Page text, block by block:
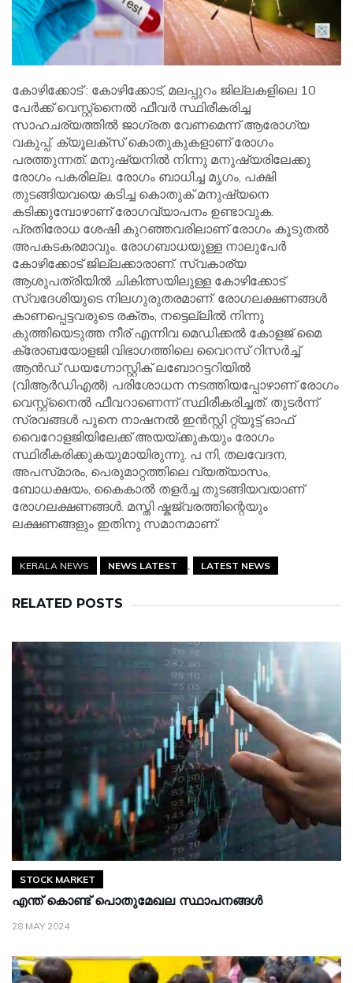
കോഴിക്കോട് : കോഴിക്കോട്, മലപ്പുറം ജില്ലകളിലെ 10
പേർക്ക് വെസ്റ്റ്നൈൽ ഫീവർ സ്ഥിരീകരിച്ച
സാഹചര്യത്തിൽ ജാഗ്രത വേണമെന്ന് ആരോഗ്യ
വകുപ്പ്. ക്യൂലക്‌സ് കൊതുകുകളാണ് രോഗം
പരത്തുന്നത്. മനുഷ്യനിൽ നിന്നു മനുഷ്യരിലേക്കു
രോഗം പകരില്ല. രോഗം ബാധിച്ച മൃഗം, പക്ഷി
തുടങ്ങിയവയെ കടിച്ച കൊതുക് മനുഷ്യനെ
കടിക്കുമ്പോഴാണ് രോഗവ്യാപനം ഉണ്ടാവുക.
പ്രതിരോധ ശേഷി കുറഞ്ഞവരിലാണ് രോഗം കൂടുതൽ
അപകടകരമാവും. രോഗബാധയുള്ള നാലുപേർ
കോഴിക്കോട് ജില്ലക്കാരാണ്. സ്വകാര്യ
ആശുപത്രിയിൽ ചികിത്സയിലുള്ള കോഴിക്കോട്
സ്വദേശിയുടെ നിലഗുരുതരമാണ്. രോഗലക്ഷണങ്ങൾ
കാണപ്പെട്ടവരുടെ രക്തം, നട്ടെല്ലിൽ നിന്നു
കുത്തിയെടുത്ത നീര് എന്നിവ മെഡിക്കൽ കോളജ് മൈ
ക്രോബയോളജി വിഭാഗത്തിലെ വൈറസ് റിസർച്ച്
ആൻഡ് ഡയഗ്നോസ്റ്റിക് ലബോറട്ടറിയിൽ
(വിആർഡിഎൽ) പരിശോധന നടത്തിയപ്പോഴാണ് രോഗം
വെസ്റ്റ്നൈൽ ഫീവറാണെന്ന് സ്ഥിരീകരിച്ചത്. തുടർന്ന്
സ്രവങ്ങൾ പുനെ നാഷനൽ ഇൻസ്റ്റി റ്റ്യൂട്ട് ഓഫ്
വൈറോളജിയിലേക്ക് അയയ്ക്കുകയും രോഗം
സ്ഥിരീകരിക്കുകയുമായിരുന്നു. പ നി, തലവേദന,
അപസ്‌മാരം, പെരുമാറ്റത്തിലെ വ്യത്യാസം,
ബോധക്ഷയം, കൈകാൽ തളർച്ച തുടങ്ങിയവയാണ്
രോഗലക്ഷണങ്ങൾ. മസ്തി ഷ്കജ്വരത്തിന്റെയും
ലക്ഷണങ്ങളും ഇതിനു സമാനമാണ്.
KERALA NEWS NEWS LATEST LATEST NEWS
RELATED POSTS
STOCK MARKET
എന്ത് കൊണ്ട് പൊതുമേഖല സ്ഥാപനങ്ങൾ
28 MAY 2024